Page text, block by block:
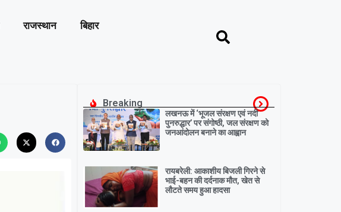
राजस्थान बिहार
Breaking
लखनऊ में ‘भूजल संरक्षण एवं नदी
पुनरुद्धार’ पर संगोष्ठी, जल संरक्षण को
जनआंदोलन बनाने का आह्वान
रायबरेली: आकाशीय बिजली गिरने से
भाई-बहन की दर्दनाक मौत, खेत से
लौटते समय हुआ हादसा